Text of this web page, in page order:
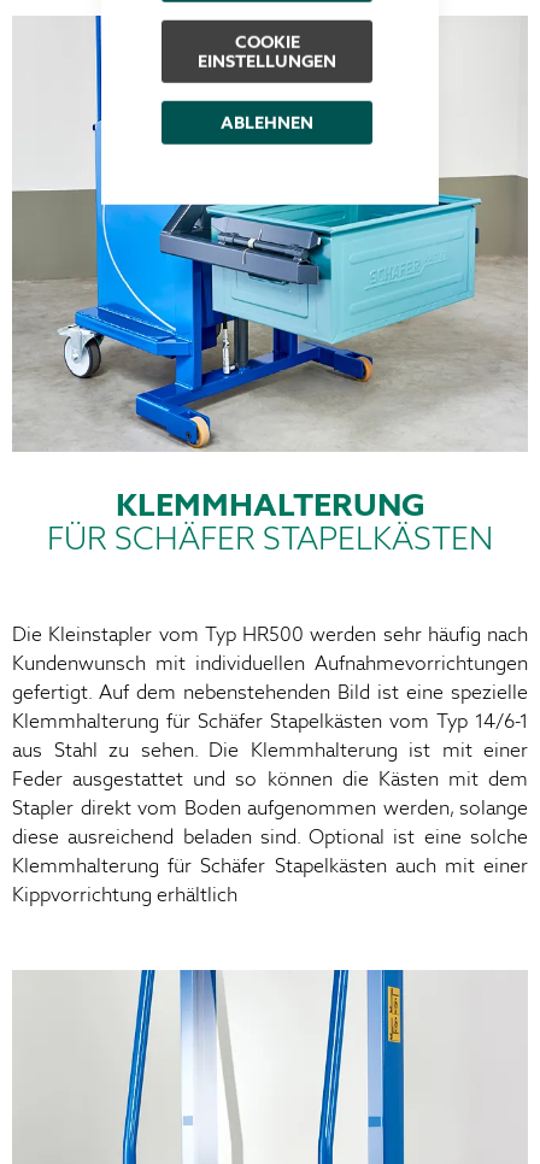
COOKIE
EINSTELLUNGEN
ABLEHNEN
KLEMMHALTERUNG
FÜR SCHÄFER STAPELKÄSTEN
Die Kleinstapler vom Typ HR500 werden sehr häufig nach
Kundenwunsch mit individuellen Aufnahmevorrichtungen
gefertigt. Auf dem nebenstehenden Bild ist eine spezielle
Klemmhalterung für Schäfer Stapelkästen vom Typ 14/6-1
aus Stahl zu sehen. Die Klemmhalterung ist mit einer
Feder ausgestattet und so können die Kästen mit dem
Stapler direkt vom Boden aufgenommen werden, solange
diese ausreichend beladen sind. Optional ist eine solche
Klemmhalterung für Schäfer Stapelkästen auch mit einer
Kippvorrichtung erhältlich